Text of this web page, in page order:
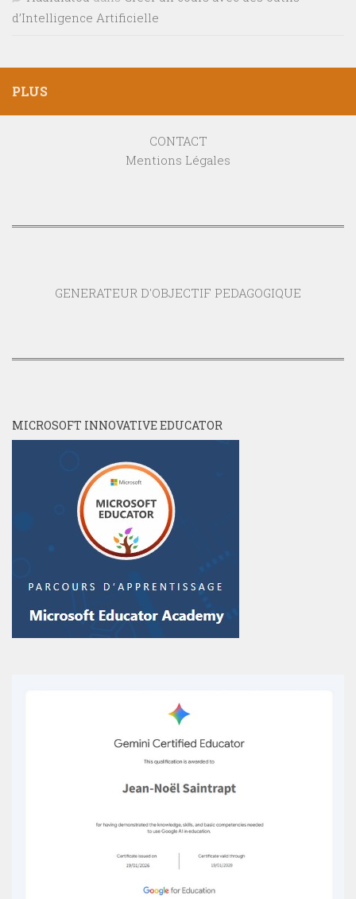
d’Intelligence Artificielle
PLUS
CONTACT
Mentions Légales
GENERATEUR D'OBJECTIF PEDAGOGIQUE
MICROSOFT INNOVATIVE EDUCATOR